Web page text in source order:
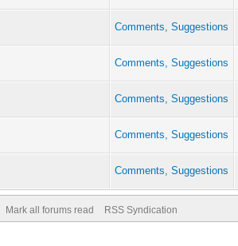
Comments, Suggestions
Comments, Suggestions
Comments, Suggestions
Comments, Suggestions
Comments, Suggestions
Mark all forums read RSS Syndication